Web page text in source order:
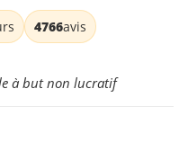
4766avis
à but non lucratif